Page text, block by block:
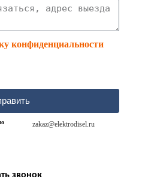
конфиденциальности
zakaz@elektrodisel.ru